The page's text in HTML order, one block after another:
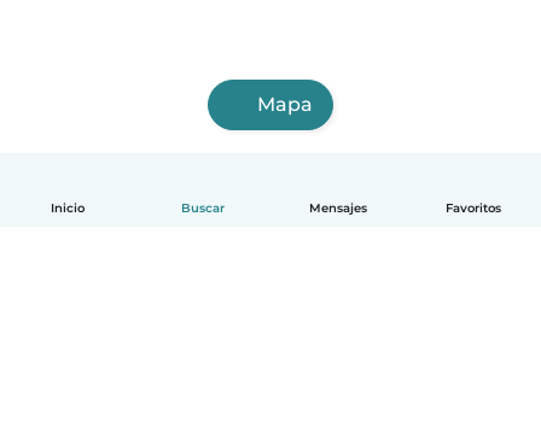
Inicio Buscar Mensajes Favoritos
Mapa